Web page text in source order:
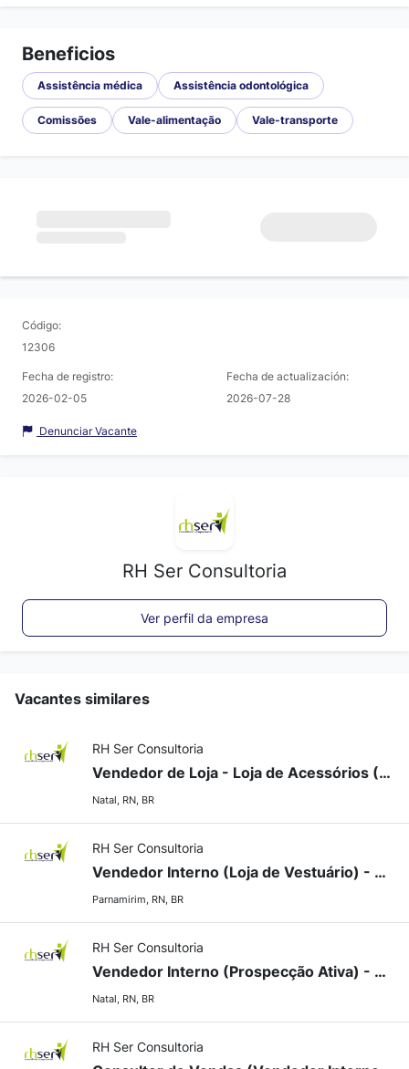
Beneficios
Assistência médica Assistência odontológica
Comissões Vale-alimentação Vale-transporte
Código:
12306
Fecha de registro:
2026-02-05
Fecha de actualización:
2026-07-28
Denunciar Vacante
RH Ser Consultoria
Ver perfil da empresa
Vacantes similares
RH Ser Consultoria
Vendedor de Loja - Loja de Acessórios (Natal/RN)
Natal, RN, BR
RH Ser Consultoria
Vendedor Interno (Loja de Vestuário) - Cidade Verde (Parnamirim/RN)
Parnamirim, RN, BR
RH Ser Consultoria
Vendedor Interno (Prospecção Ativa) - Eventos (Natal/RN)
Natal, RN, BR
RH Ser Consultoria